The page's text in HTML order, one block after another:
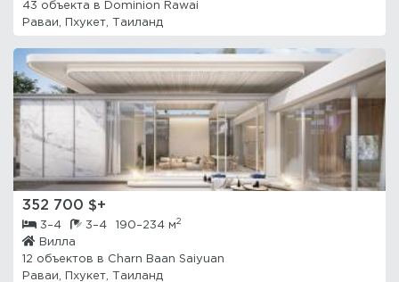
43 объекта в
Dominion Rawai
Раваи, Пхукет, Таиланд
352 700 $+
3–4 3–4 190–234 м2
Вилла
12 объектов в Charn Baan Saiyuan
Раваи, Пхукет, Таиланд